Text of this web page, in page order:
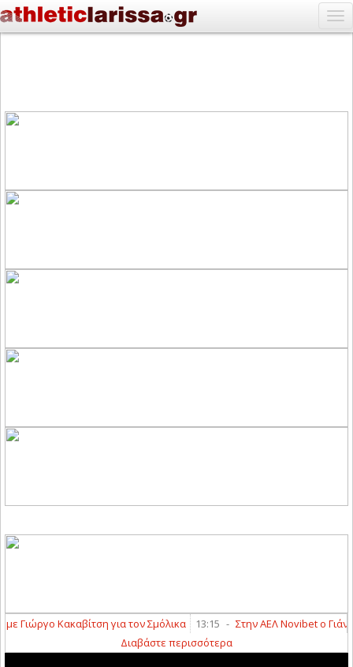
Κακαβίτση για τον Σμόλικα 13:15 - Στην ΑΕΛ Novibet ο Γιάννης
Διαβάστε περισσότερα